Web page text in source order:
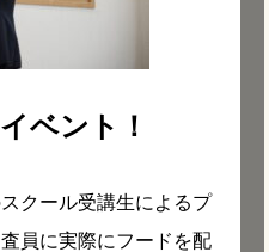
ベント！
クール受講生によるプ
員に実際にフードを配